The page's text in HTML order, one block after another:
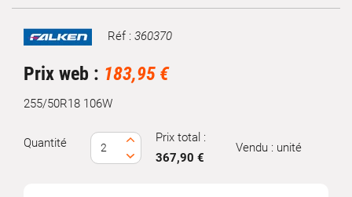
Marque Réf : 360370
Prix web : 183,95 €
255/50R18 106W
Quantité
Prix total :
367,90 €
Vendu : unité